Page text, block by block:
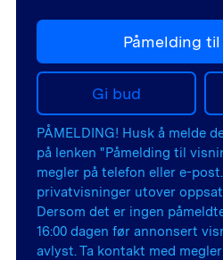
Påmelding
Gi bud
PÅMELDING! Husk å melde
på lenken "Påmelding til
megler på telefon eller e-
privatvisninger utover
Dersom det er ingen
16:00 dagen før annonsert
avlyst. Ta kontakt med